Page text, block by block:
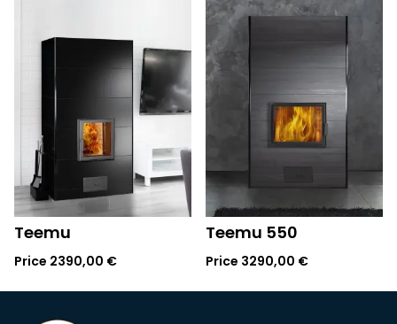
Teemu
Price 2390,00 €
Teemu 550
Price 3290,00 €